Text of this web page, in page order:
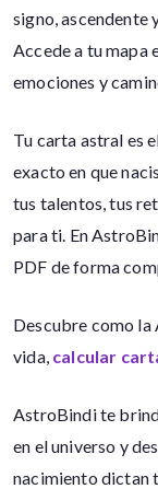
signo, ascendente
Accede a tu mapa
emociones y
Tu carta astral es
exacto en que
tus talentos, tus
para ti. En
PDF de forma
Descubre como
vida, calcular
AstroBindi te
en el universo y
nacimiento dictan